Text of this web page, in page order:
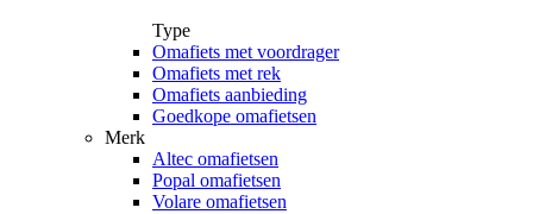
Type
Omafiets met voordrager
Omafiets met rek
Omafiets aanbieding
Goedkope omafietsen
Merk
Altec omafietsen
Popal omafietsen
Volare omafietsen